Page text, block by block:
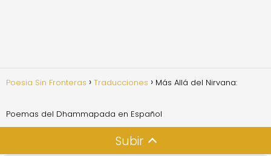
Poesia Sin Fronteras Traducciones Más Allá del Nirvana:
Poemas del Dhammapada en Español
Subir